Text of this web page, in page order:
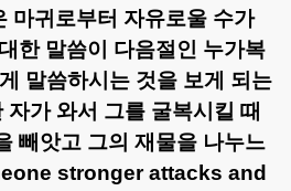
마귀로부터 자유로울 수가
한 말씀이 다음절인 누가복
말씀하시는 것을 보게 되는
자가 와서 그를 굴복시킬 때
빼앗고 그의 재물을 나누느
stronger attacks and